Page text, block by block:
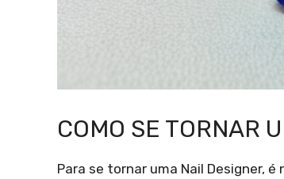
COMO SE TORNAR
Para se tornar uma Nail Designer,